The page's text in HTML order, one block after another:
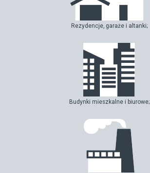
Rezydencje, garaże i altanki;
Budynki mieszkalne i biurowe;